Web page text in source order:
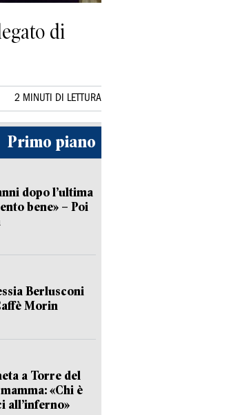
di
2 MINUTI DI LETTURA
Primo piano
dopo l’ultima
bene» – Poi
Berlusconi
Morin
a Torre del
«Chi è
all’inferno»